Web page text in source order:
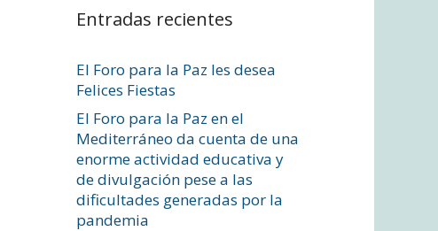
Entradas recientes
El Foro para la Paz les desea
Felices Fiestas
El Foro para la Paz en el
Mediterráneo da cuenta de una
enorme actividad educativa y
de divulgación pese a las
dificultades generadas por la
pandemia